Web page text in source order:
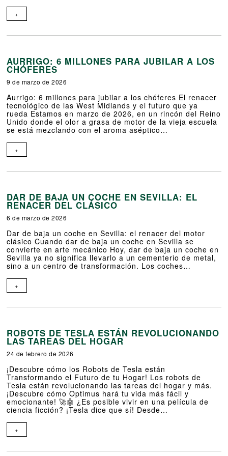
+
AURRIGO: 6 MILLONES PARA JUBILAR A LOS
CHÓFERES
9 de marzo de 2026
Aurrigo: 6 millones para jubilar a los chóferes El renacer
tecnológico de las West Midlands y el futuro que ya
rueda Estamos en marzo de 2026, en un rincón del Reino
Unido donde el olor a grasa de motor de la vieja escuela
se está mezclando con el aroma aséptico…
+
DAR DE BAJA UN COCHE EN SEVILLA: EL
RENACER DEL CLÁSICO
6 de marzo de 2026
Dar de baja un coche en Sevilla: el renacer del motor
clásico Cuando dar de baja un coche en Sevilla se
convierte en arte mecánico Hoy, dar de baja un coche en
Sevilla ya no significa llevarlo a un cementerio de metal,
sino a un centro de transformación. Los coches…
+
ROBOTS DE TESLA ESTÁN REVOLUCIONANDO
LAS TAREAS DEL HOGAR
24 de febrero de 2026
¡Descubre cómo los Robots de Tesla están
Transformando el Futuro de tu Hogar! Los robots de
Tesla están revolucionando las tareas del hogar y más.
¡Descubre cómo Optimus hará tu vida más fácil y
emocionante! 🚀🤖 ¿Es posible vivir en una película de
ciencia ficción? ¡Tesla dice que sí! Desde…
+